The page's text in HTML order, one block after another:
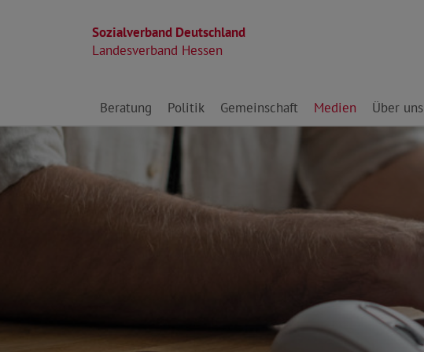
Sozialverband Deutschland
Landesverband Hessen
Direkt zu den Inhalten springen
Beratung Politik Gemeinschaft Medien Über uns